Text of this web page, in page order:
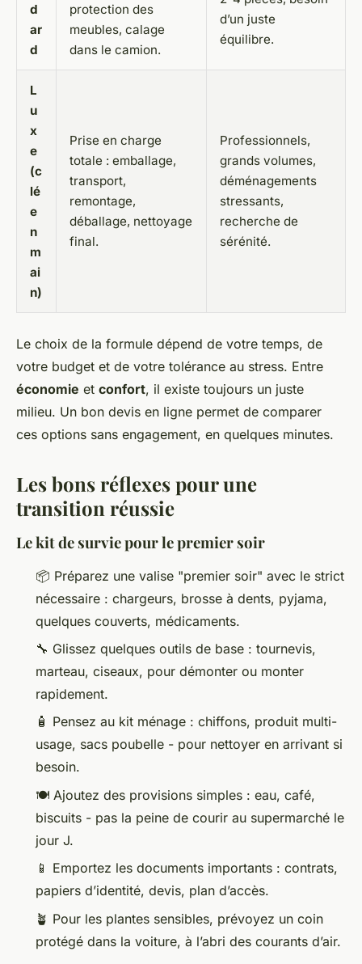
d
ar
d
protection des
meubles, calage
dans le camion.
d’un juste
équilibre.
L
u
x
e
(c
lé
e
n
m
ai
n)
Prise en charge
totale : emballage,
transport,
remontage,
déballage, nettoyage
final.
Professionnels,
grands volumes,
déménagements
stressants,
recherche de
sérénité.
Le choix de la formule dépend de votre temps, de
votre budget et de votre tolérance au stress. Entre
économie et confort, il existe toujours un juste
milieu. Un bon devis en ligne permet de comparer
ces options sans engagement, en quelques minutes.
Les bons réflexes pour une
transition réussie
Le kit de survie pour le premier soir
📦 Préparez une valise "premier soir" avec le strict
nécessaire : chargeurs, brosse à dents, pyjama,
quelques couverts, médicaments.
🔧 Glissez quelques outils de base : tournevis,
marteau, ciseaux, pour démonter ou monter
rapidement.
🧴 Pensez au kit ménage : chiffons, produit multi-
usage, sacs poubelle - pour nettoyer en arrivant si
besoin.
🍽️ Ajoutez des provisions simples : eau, café,
biscuits - pas la peine de courir au supermarché le
jour J.
📱 Emportez les documents importants : contrats,
papiers d’identité, devis, plan d’accès.
🪴 Pour les plantes sensibles, prévoyez un coin
protégé dans la voiture, à l’abri des courants d’air.